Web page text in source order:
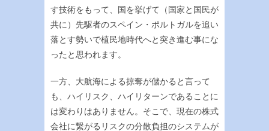
す技術をもって、国を挙げて（国家と国民が
共に）先駆者のスペイン・ポルトガルを追い
落とす勢いで植民地時代へと突き進む事にな
ったと思われます。
一方、大航海による掠奪が儲かると言って
も、ハイリスク、ハイリターンであることに
は変わりはありません。そこで、現在の株式
会社に繋がるリスクの分散負担のシステムが